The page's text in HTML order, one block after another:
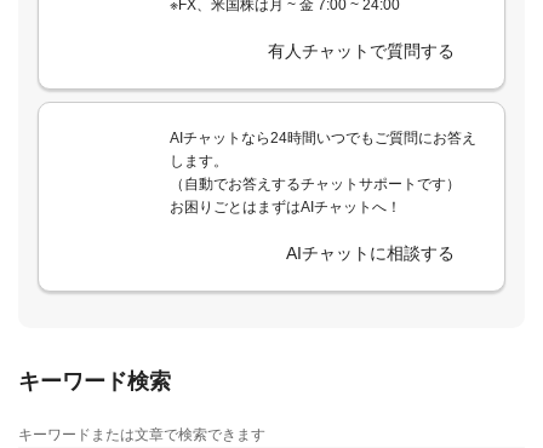
※FX、米国株は月 ~ 金 7:00 ~ 24:00
有人チャットで質問する
AIチャットなら24時間いつでもご質問にお答え
します。
（自動でお答えするチャットサポートです）
お困りごとはまずはAIチャットへ！
AIチャットに相談する
キーワード検索
キーワードまたは文章で検索できます